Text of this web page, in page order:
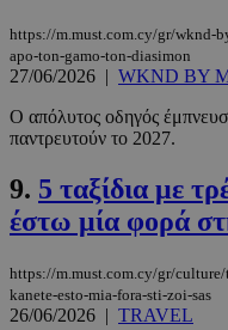
https://m.must.com.cy/gr/wknd-
apo-ton-gamo-ton-diasimon
27/06/2026 | WKND BY
Ο απόλυτος οδηγός
παντρευτούν το 2027.
9. 5 ταξίδια με
έστω μία φορά
https://m.must.com.cy/gr/
kanete-esto-mia-fora-sti-zoi-sas
26/06/2026 | TRAVEL